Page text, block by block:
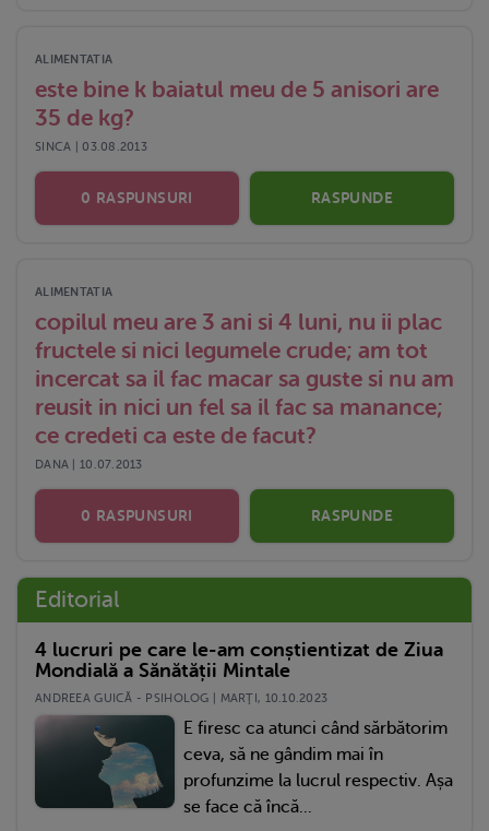
ALIMENTATIA
este bine k baiatul meu de 5 anisori are
35 de kg?
SINCA | 03.08.2013
0 RASPUNSURI RASPUNDE
ALIMENTATIA
copilul meu are 3 ani si 4 luni, nu ii plac
fructele si nici legumele crude; am tot
incercat sa il fac macar sa guste si nu am
reusit in nici un fel sa il fac sa manance;
ce credeti ca este de facut?
DANA | 10.07.2013
0 RASPUNSURI RASPUNDE
Editorial
4 lucruri pe care le-am conștientizat de Ziua
Mondială a Sănătății Mintale
ANDREEA GUICĂ - PSIHOLOG | MARŢI, 10.10.2023
E firesc ca atunci când sărbătorim
ceva, să ne gândim mai în
profunzime la lucrul respectiv. Așa
se face că încă...